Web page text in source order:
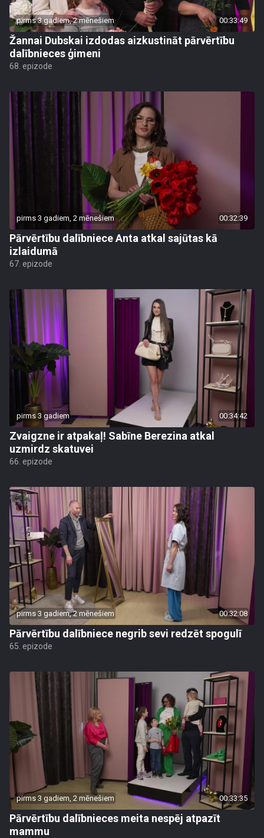
pirms 3 gadiem, 2 mēnešiem 00:33:49
Žannai Dubskai izdodas aizkustināt pārvērtību
dalībnieces ģimeni
68. epizode
pirms 3 gadiem, 2 mēnešiem 00:32:39
Pārvērtību dalībniece Anta atkal sajūtas kā
izlaidumā
67. epizode
pirms 3 gadiem 00:34:42
Zvaigzne ir atpakaļ! Sabīne Berezina atkal
uzmirdz skatuvei
66. epizode
pirms 3 gadiem, 2 mēnešiem 00:32:08
Pārvērtību dalībniece negrib sevi redzēt spogulī
65. epizode
pirms 3 gadiem, 2 mēnešiem 00:33:35
Pārvērtību dalībnieces meita nespēj atpazīt
mammu